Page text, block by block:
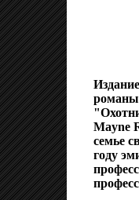
Mayne
семье
году